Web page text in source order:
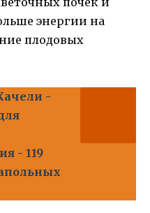
энергии на
плодовых
-
- 119